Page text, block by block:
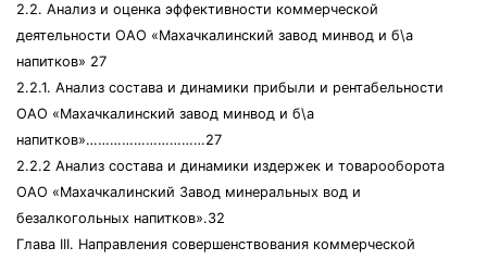
2.2. Анализ и оценка эффективности коммерческой
деятельности ОАО «Махачкалинский завод минвод и б\а
напитков» 27
2.2.1. Анализ состава и динамики прибыли и рентабельности
ОАО «Махачкалинский завод минвод и б\а
напитков»…………………………27
2.2.2 Анализ состава и динамики издержек и товарооборота
ОАО «Махачкалинский Завод минеральных вод и
безалкогольных напитков».32
Глава III. Направления совершенствования коммерческой